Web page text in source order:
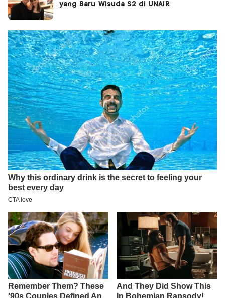
yang Baru Wisuda S2 di UNAIR